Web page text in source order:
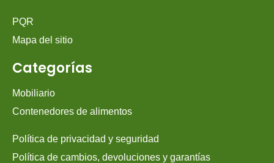
PQR
Mapa del sitio
Categorías
Mobiliario
Contenedores de alimentos
Política de privacidad y seguridad
Política de cambios, devoluciones y garantías